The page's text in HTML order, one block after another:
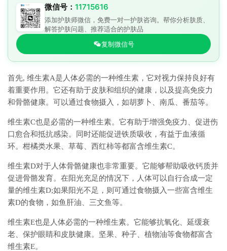
微信号： 11715616
添加护肤师微信，免费一对一护肤咨询。帮你分析肤质、
解答护肤问题、推荐适合的护肤品
复制微信号
首先, 维生素A是人体必需的一种维生素，它对视力保持良好有
着重要作用。它还有助于皮肤和组织的健康，以及提高免疫力
和骨骼健康。可以通过食物摄入，如胡萝卜、南瓜、番茄等。
维生素C也是必需的一种维生素。它有助于增强免疫力、促进伤
口愈合和抵抗感染。同时还能促进铁质吸收，有益于血液循
环。柑橘类水果、草莓、西红柿等都富含维生素C。
维生素D对于人体骨骼健康也非常重要。它能够帮助吸收钙质并
促进骨骼发育。在阳光充足的情况下，人体可以自行合成一定
量的维生素D;如果阳光不足，则可通过食物摄入一些富含维生
素D的食物，如鱼肝油、三文鱼等。
维生素E也是人体必需的一种维生素。它能够抗氧化、延缓衰
老、保护眼睛和皮肤健康。坚果、种子、植物油等食物都富含
维生素E。